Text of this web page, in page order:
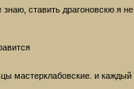
ставить драгоновскю
мастерклабовские. и каждый